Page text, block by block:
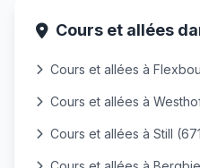
Cours et allées
Cours et allées à
Cours et allées à
Cours et allées à Still